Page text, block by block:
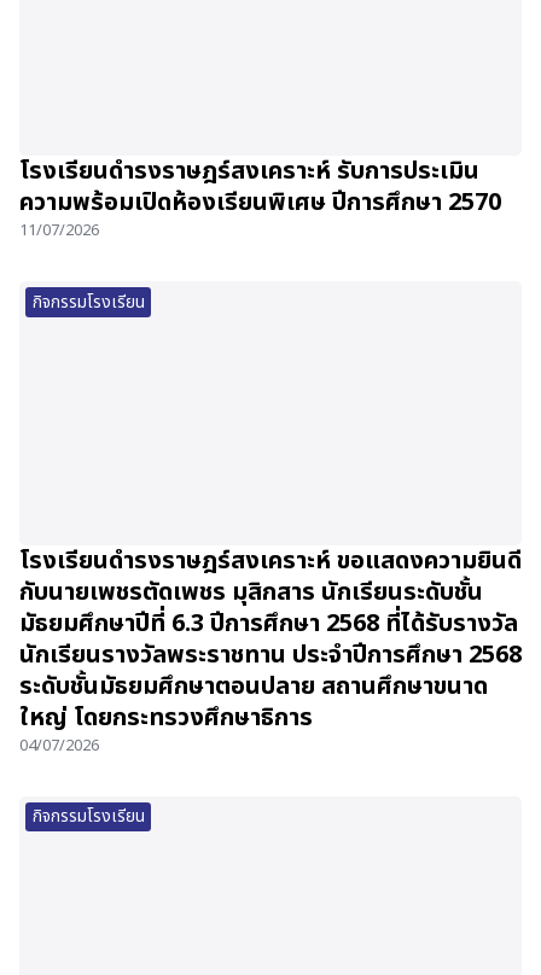
โรงเรียนดำรงราษฎร์สงเคราะห์ รับการประเมิน
ความพร้อมเปิดห้องเรียนพิเศษ ปีการศึกษา 2570
11/07/2026
กิจกรรมโรงเรียน
โรงเรียนดำรงราษฎร์สงเคราะห์ ขอแสดงความยินดี
กับนายเพชรตัดเพชร มุสิกสาร นักเรียนระดับชั้น
มัธยมศึกษาปีที่ 6.3 ปีการศึกษา 2568 ที่ได้รับรางวัล
นักเรียนรางวัลพระราชทาน ประจำปีการศึกษา 2568
ระดับชั้นมัธยมศึกษาตอนปลาย สถานศึกษาขนาด
ใหญ่ โดยกระทรวงศึกษาธิการ
04/07/2026
กิจกรรมโรงเรียน